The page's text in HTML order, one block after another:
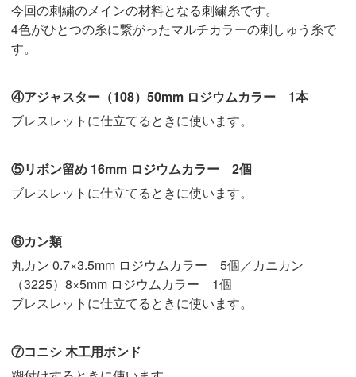
今回の刺繍のメインの材料となる刺繍糸です。
4色がひとつの糸に繋がったマルチカラーの刺しゅう糸で
す。
④アジャスター（108）50mm ロジウムカラー 1本
ブレスレットに仕立てるときに使います。
⑤リボン留め 16mm ロジウムカラー 2個
ブレスレットに仕立てるときに使います。
⑥カン類
丸カン 0.7×3.5mm ロジウムカラー 5個／カニカン
（3225）8×5mm ロジウムカラー 1個
ブレスレットに仕立てるときに使います。
⑦コニシ 木工用ボンド